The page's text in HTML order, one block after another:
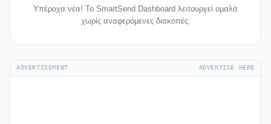
Υπέροχα νέα! Το SmartSend Dashboard λειτουργεί ομαλά
χωρίς αναφερόμενες διακοπές.
ADVERTISEMENT ADVERTISE HERE